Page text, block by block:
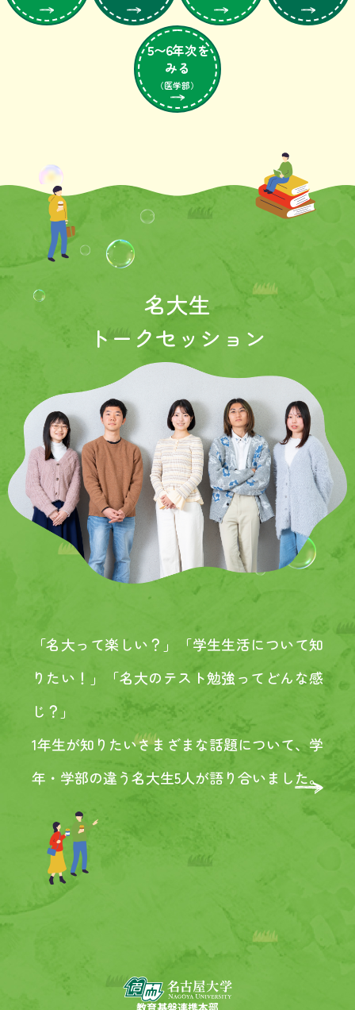
５〜６年次を
みる
（医学部）
名大生
トークセッション
「名大って楽しい？」「学生生活について知
りたい！」
「名大のテスト勉強ってどんな感
じ？」
1年生が知りたいさまざまな話題について、学
年・学部の違う名大生5人が語り合いました。